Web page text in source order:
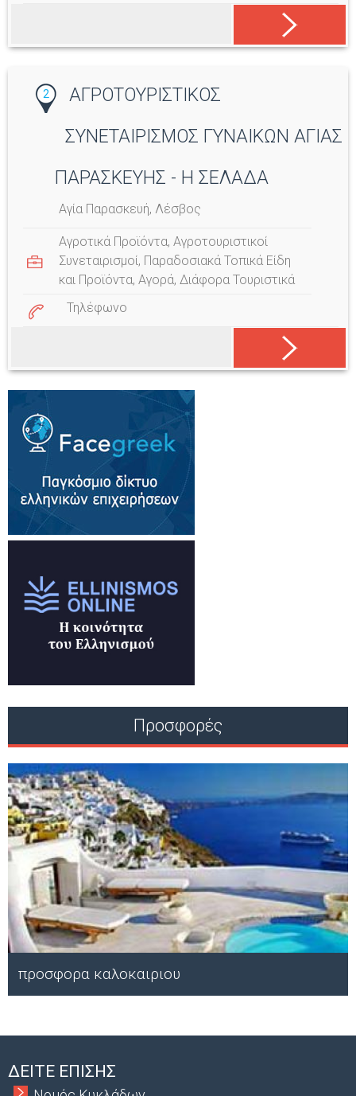
2
ΑΓΡΟΤΟΥΡΙΣΤΙΚΟΣ
ΣΥΝΕΤΑΙΡΙΣΜΟΣ ΓΥΝΑΙΚΩΝ ΑΓΙΑΣ
ΠΑΡΑΣΚΕΥΗΣ - Η ΣΕΛΑΔΑ
Αγία Παρασκευή, Λέσβος
Αγροτικά Προϊόντα,Αγροτουριστικοί
Συνεταιρισμοί, Παραδοσιακά Τοπικά Είδη
και Προϊόντα,Αγορά, Διάφορα Τουριστικά
Τηλέφωνο
Προσφορές
προσφορα καλοκαιριου
ΔΕΙΤΕ ΕΠΙΣΗΣ